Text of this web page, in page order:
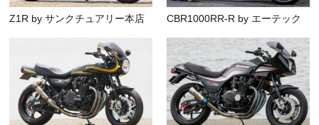
Z1R by サンクチュアリー本店 CBR1000RR-R by エーテック